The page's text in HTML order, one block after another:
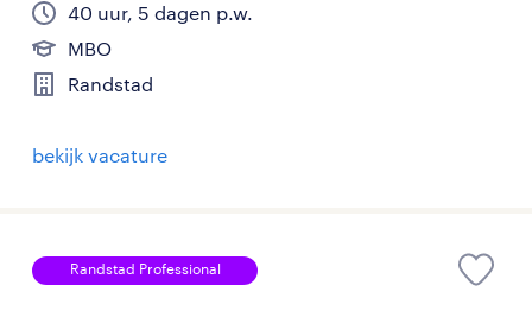
40 uur, 5 dagen p.w.
MBO
Randstad
bekijk vacature
Randstad Professional